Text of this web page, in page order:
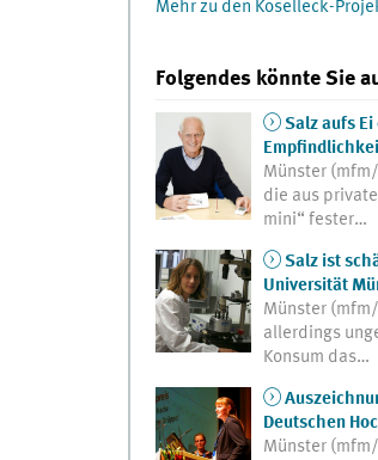
Mehr zu den Koselleck-
Folgendes könnte Sie
Salz aufs
Münster
die aus
mini“ fester…
Salz ist
Universität
Münster
allerdings
Konsum das…
Deutschen
Münster